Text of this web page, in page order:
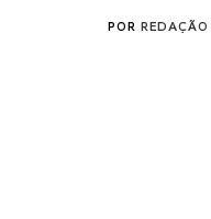
POR REDAÇÃO